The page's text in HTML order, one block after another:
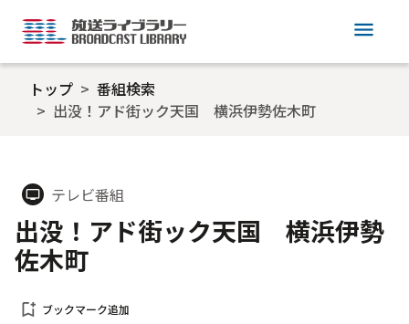
menu
トップ
番組検索
出没！アド街ック天国 横浜伊勢佐木町
tv テレビ番組
出没！アド街ック天国 横浜伊勢
佐木町
bookmark_add ブックマーク追加